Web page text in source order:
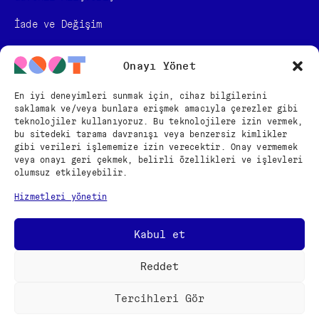
Onayı Yönet
En iyi deneyimleri sunmak için, cihaz bilgilerini
saklamak ve/veya bunlara erişmek amacıyla çerezler gibi
teknolojiler kullanıyoruz. Bu teknolojilere izin vermek,
bu sitedeki tarama davranışı veya benzersiz kimlikler
gibi verileri işlememize izin verecektir. Onay vermemek
veya onayı geri çekmek, belirli özellikleri ve işlevleri
olumsuz etkileyebilir.
Hizmetleri yönetin
Kabul et
Reddet
Tercihleri Gör
İade ve Değişim
Mesafeli Satış Sözleşmesi
BİZİ TAKİP EDİN
Copyright © 2024 – ROOT